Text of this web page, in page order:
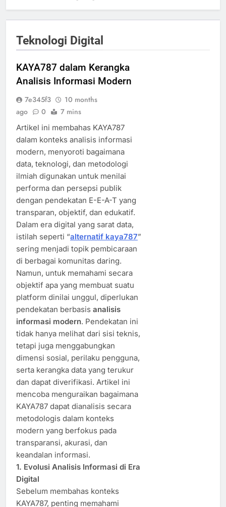
Teknologi Digital
KAYA787 dalam Kerangka
Analisis Informasi Modern
7e345f3
10 months
ago
0 7 mins
Artikel ini membahas KAYA787
dalam konteks analisis informasi
modern, menyoroti bagaimana
data, teknologi, dan metodologi
ilmiah digunakan untuk menilai
performa dan persepsi publik
dengan pendekatan E-E-A-T yang
transparan, objektif, dan edukatif.
Dalam era digital yang sarat data,
istilah seperti “alternatif kaya787”
sering menjadi topik pembicaraan
di berbagai komunitas daring.
Namun, untuk memahami secara
objektif apa yang membuat suatu
platform dinilai unggul, diperlukan
pendekatan berbasis analisis
informasi modern. Pendekatan ini
tidak hanya melihat dari sisi teknis,
tetapi juga menggabungkan
dimensi sosial, perilaku pengguna,
serta kerangka data yang terukur
dan dapat diverifikasi. Artikel ini
mencoba menguraikan bagaimana
KAYA787 dapat dianalisis secara
metodologis dalam konteks
modern yang berfokus pada
transparansi, akurasi, dan
keandalan informasi.
1. Evolusi Analisis Informasi di Era
Digital
Sebelum membahas konteks
KAYA787, penting memahami